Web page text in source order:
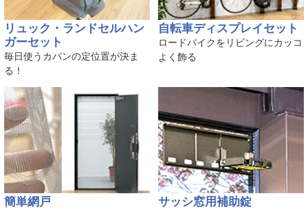
リュック・ランドセルハン
ガーセット
毎日使うカバンの定位置が決ま
る！
自転車ディスプレイセット
ロードバイクをリビングにカッコ
よく飾る
簡単網戸 サッシ窓用補助錠